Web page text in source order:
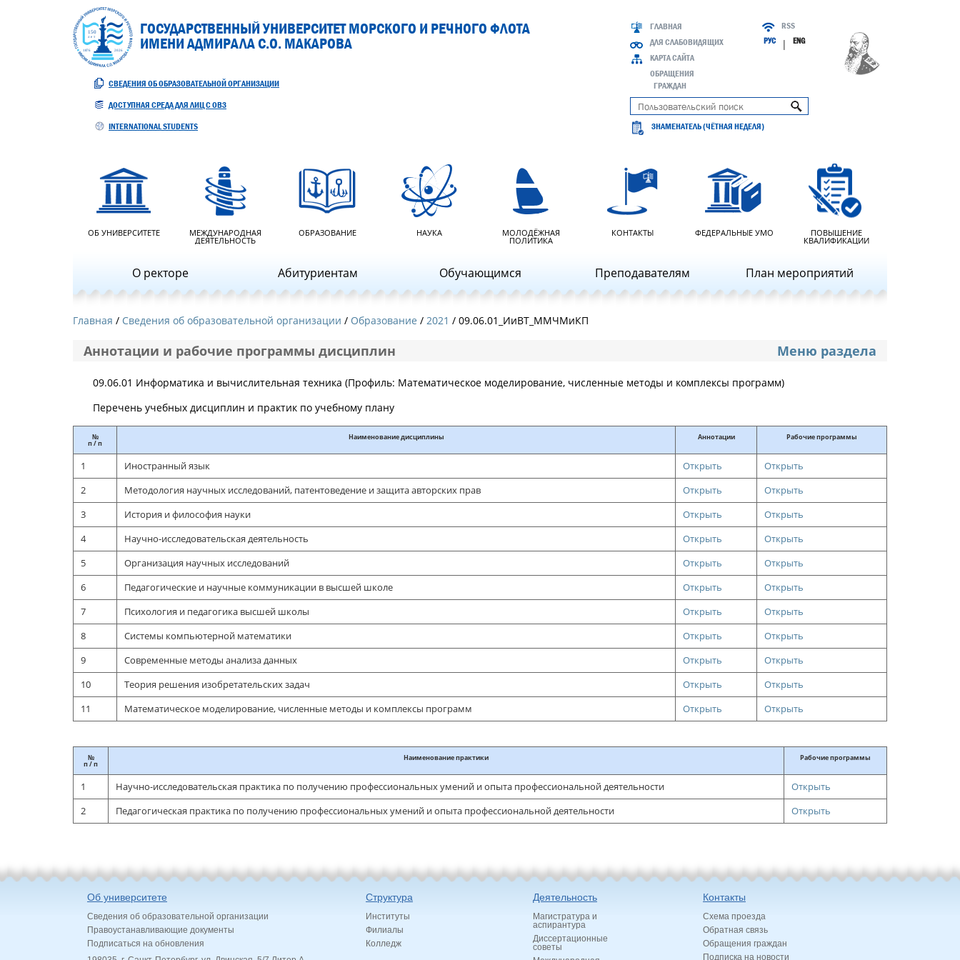
ГОСУДАРСТВЕННЫЙ УНИВЕРСИТЕТ МОРСКОГО И РЕЧНОГО ФЛОТА
ИМЕНИ АДМИРАЛА С.О. МАКАРОВА
СВЕДЕНИЯ ОБ ОБРАЗОВАТЕЛЬНОЙ ОРГАНИЗАЦИИ
ДОСТУПНАЯ СРЕДА ДЛЯ ЛИЦ С ОВЗ
INTERNATIONAL STUDENTS
ГЛАВНАЯ
ДЛЯ СЛАБОВИДЯЩИХ
КАРТА САЙТА
ОБРАЩЕНИЯ
ГРАЖДАН
RSS
РУС | ENG
ЗНАМЕНАТЕЛЬ (ЧЁТНАЯ НЕДЕЛЯ)
ОБ УНИВЕРСИТЕТЕ МЕЖДУНАРОДНАЯ
ДЕЯТЕЛЬНОСТЬ
ОБРАЗОВАНИЕ НАУКА МОЛОДЁЖНАЯ
ПОЛИТИКА
КОНТАКТЫ ФЕДЕРАЛЬНЫЕ УМО ПОВЫШЕНИЕ
КВАЛИФИКАЦИИ
О ректоре Абитуриентам Обучающимся Преподавателям План мероприятий
Главная Сведения об образовательной организации Образование 2021 / 09.06.01_ИиВТ_ММЧМиКП
Аннотации и рабочие программы дисциплин Меню раздела
09.06.01 Информатика и вычислительная техника (Профиль: Математическое моделирование, численные методы и комплексы программ)
Перечень учебных дисциплин и практик по учебному плану
№
п / п
Наименование дисциплины Аннотации Рабочие программы
1 Иностранный язык Открыть
Открыть
2
Методология научных исследований, патентоведение и защита авторских прав Открыть
Открыть
3
История и философия науки Открыть
Открыть
4
Научно-исследовательская деятельность Открыть
Открыть
5
Организация научных исследований Открыть
Открыть
6
Педагогические и научные коммуникации в высшей школе Открыть
Открыть
7
Психология и педагогика высшей школы Открыть
Открыть
8
Системы компьютерной математики Открыть
Открыть
9
Современные методы анализа данных Открыть
Открыть
10
Теория решения изобретательских задач Открыть
Открыть
11
Математическое моделирование, численные методы и комплексы программ Открыть Открыть
№
п / п
Наименование практики Рабочие программы
1 Научно-исследовательская практика по получению профессиональных умений и опыта профессиональной деятельности
Открыть
2
Педагогическая практика по получению профессиональных умений и опыта профессиональной деятельности Открыть
Об университете
Сведения об образовательной организации
Правоустанавливающие документы
Подписаться на обновления
Структура
Институты
Филиалы
Колледж
Деятельность
Магистратура и
аспирантура
Диссертационные
советы
Контакты
Схема проезда
Обратная связь
Обращения граждан
Подписка на новости